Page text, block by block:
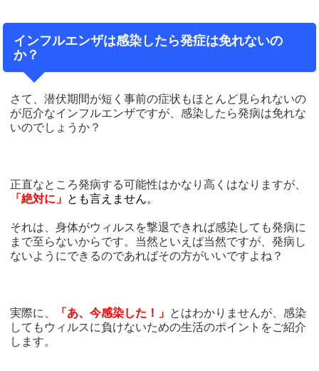
インフルエンザは感染したら発症は免れないの
か？
さて、潜伏期間が短く事前の症状もほとんど見られないの
が厄介なインフルエンザですが、感染したら発病は免れな
いのでしょうか？
正直なところ発病する可能性はかなり高くはなりますが、
「絶対に」 とも言えません。
それは、身体がウィルスを撃退できれば感染しても発病に
まで至らないからです。当然といえば当然ですが、発病し
ないようにできるのであればその方がいいですよね？
実際に、 「あ、今感染した！」 とはわかりませんが、感染
してもウィルスに負けないための生活のポイントをご紹介
します。